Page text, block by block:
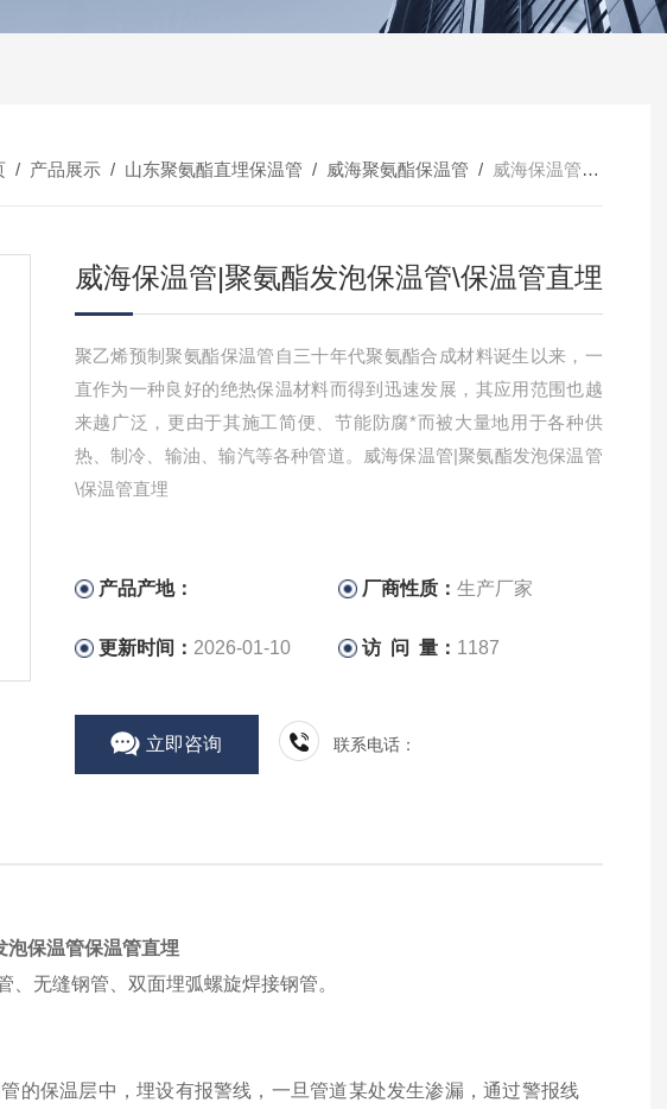
/ 产品展示/ 山东聚氨酯直埋保温管 / 威海聚氨酯保温管 / 威海保温管|聚氨酯发泡保温管\保温管直埋
威海保温管|聚氨酯发泡保温管\保温管直埋
聚乙烯预制聚氨酯保温管自三十年代聚氨酯合成材料诞生以来，一
直作为一种良好的绝热保温材料而得到迅速发展，其应用范围也越
来越广泛，更由于其施工简便、节能防腐*而被大量地用于各种供
热、制冷、输油、输汽等各种管道。威海保温管|聚氨酯发泡保温管
\保温管直埋
产品产地： 厂商性质：生产厂家
更新时间： 2026-01-10 访 问 量： 1187
立即咨询 联系电话：
泡保温管保温管直埋
无缝钢管、双面埋弧螺旋焊接钢管。
的保温层中，埋设有报警线，一旦管道某处发生渗漏，通过警报线